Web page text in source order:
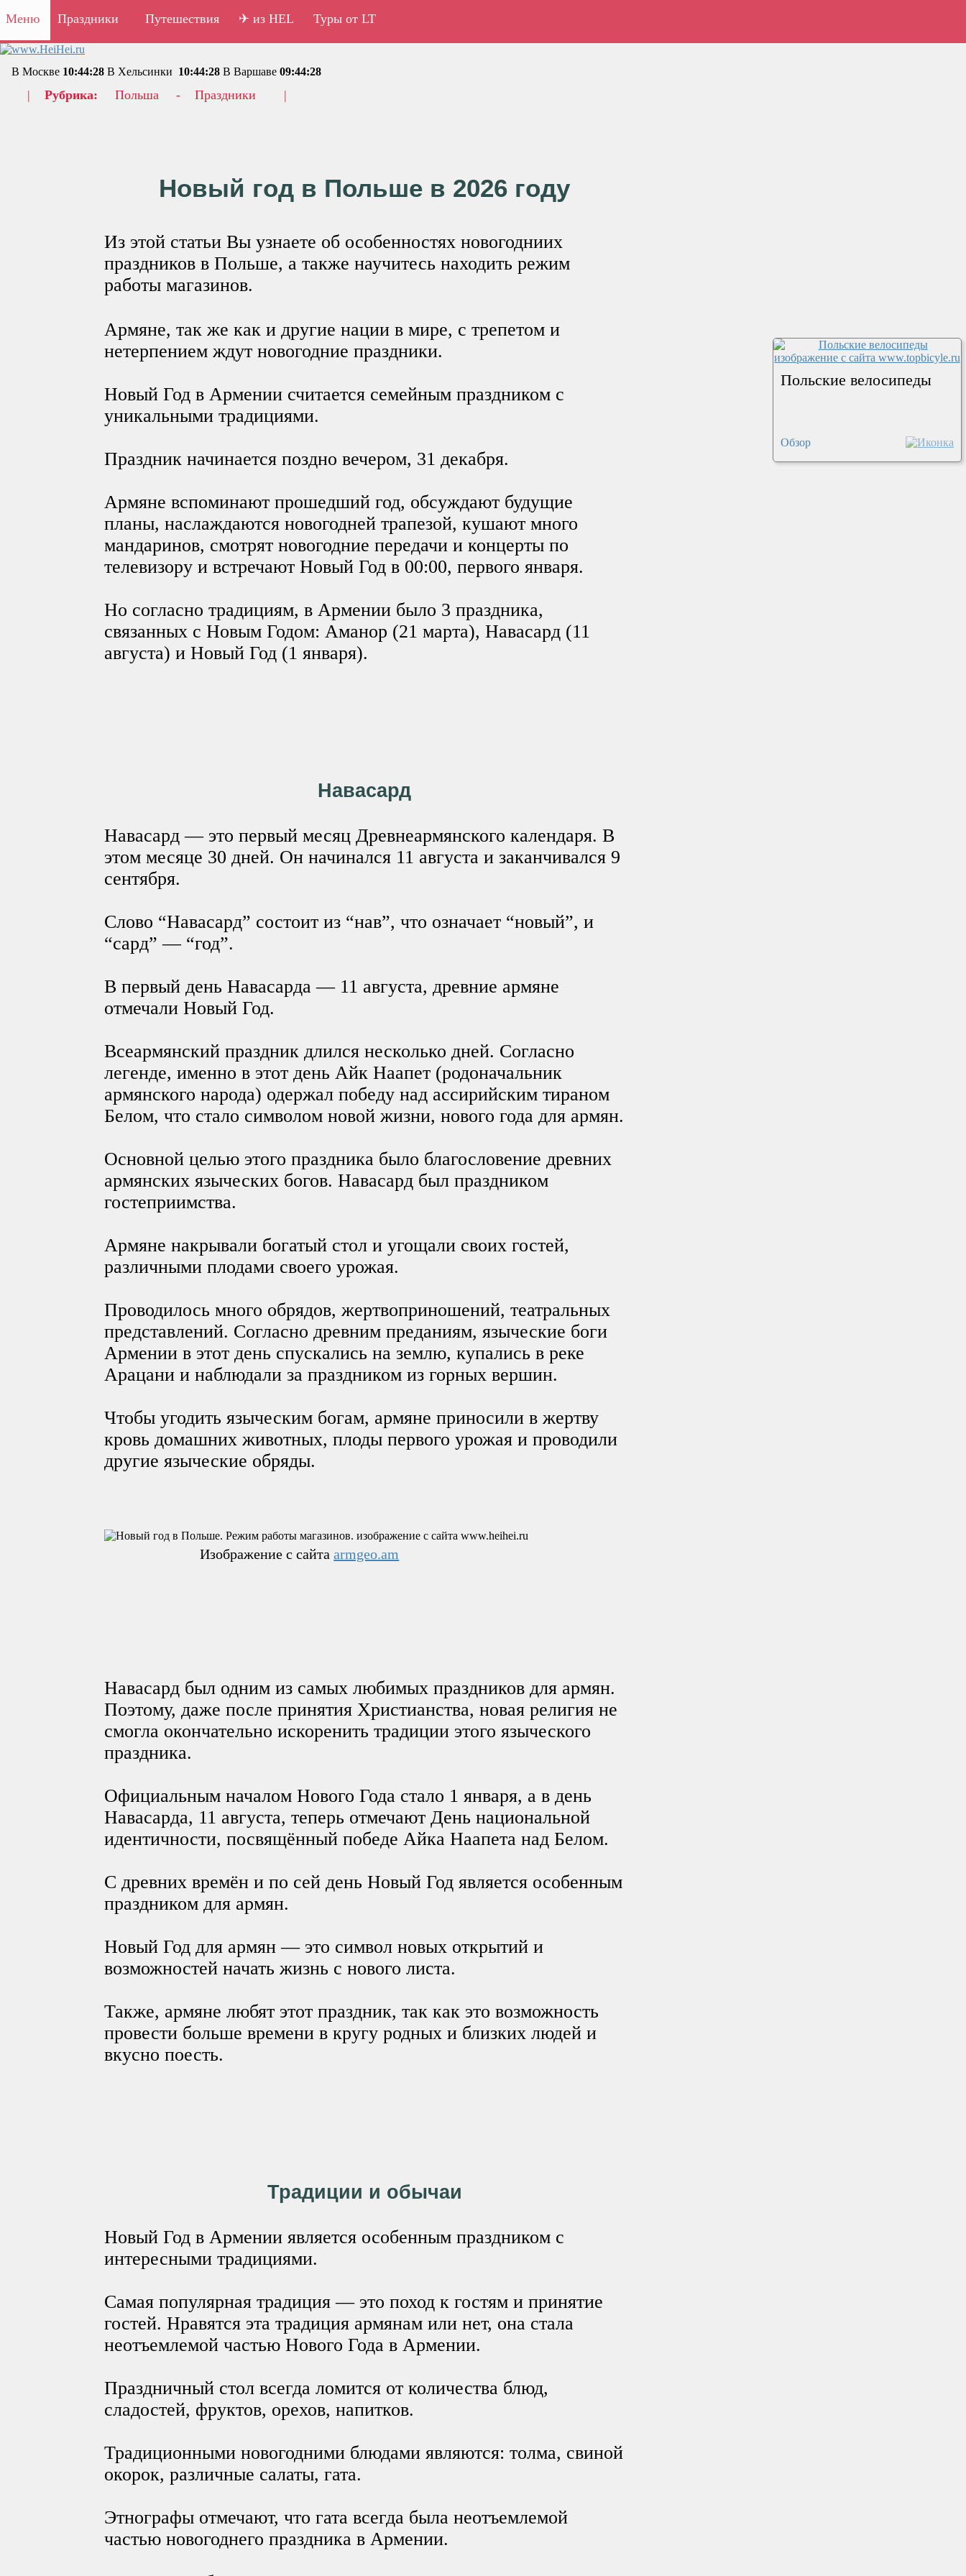
Польcкие велосипеды
Обзор
Меню Праздники Путешествия ✈ из HEL Туры от LT
В Москве 10:44:28В Хельсинки 10:44:28 В Варшаве09:44:28
| Рубрика: Польша - Праздники |
Новый год в Польше в 2026 году
Из этой статьи Вы узнаете об особенностях новогодниих
праздников в Польше, а также научитесь находить режим
работы магазинов.
Армяне, так же как и другие нации в мире, с трепетом и
нетерпением ждут новогодние праздники.
Новый Год в Армении считается семейным праздником с
уникальными традициями.
Праздник начинается поздно вечером, 31 декабря.
Армяне вспоминают прошедший год, обсуждают будущие
планы, наслаждаются новогодней трапезой, кушают много
мандаринов, смотрят новогодние передачи и концерты по
телевизору и встречают Новый Год в 00:00, первого января.
Но согласно традициям, в Армении было 3 праздника,
связанных с Новым Годом: Аманор (21 марта), Навасард (11
августа) и Новый Год (1 января).
Навасард
Навасард — это первый месяц Древнеармянского календаря. В
этом месяце 30 дней. Он начинался 11 августа и заканчивался 9
сентября.
Слово “Навасард” состоит из “нав”, что означает “новый”, и
“сард” — “год”.
В первый день Навасарда — 11 августа, древние армяне
отмечали Новый Год.
Всеармянский праздник длился несколько дней. Согласно
легенде, именно в этот день Айк Наапет (родоначальник
армянского народа) одержал победу над ассирийским тираном
Белом, что стало символом новой жизни, нового года для армян.
Основной целью этого праздника было благословение древних
армянских языческих богов. Навасард был праздником
гостеприимства.
Армяне накрывали богатый стол и угощали своих гостей,
различными плодами своего урожая.
Проводилось много обрядов, жертвоприношений, театральных
представлений. Согласно древним преданиям, языческие боги
Армении в этот день спускались на землю, купались в реке
Арацани и наблюдали за праздником из горных вершин.
Чтобы угодить языческим богам, армяне приносили в жертву
кровь домашних животных, плоды первого урожая и проводили
другие языческие обряды.
Изображение с сайтаarmgeo.am
Навасард был одним из самых любимых праздников для армян.
Поэтому, даже после принятия Христианства, новая религия не
смогла окончательно искоренить традиции этого языческого
праздника.
Официальным началом Нового Года стало 1 января, а в день
Навасарда, 11 августа, теперь отмечают День национальной
идентичности, посвящённый победе Айка Наапета над Белом.
С древних времён и по сей день Новый Год является особенным
праздником для армян.
Новый Год для армян — это символ новых открытий и
возможностей начать жизнь с нового листа.
Также, армяне любят этот праздник, так как это возможность
провести больше времени в кругу родных и близких людей и
вкусно поесть.
Традиции и обычаи
Новый Год в Армении является особенным праздником с
интересными традициями.
Самая популярная традиция — это поход к гостям и принятие
гостей. Нравятся эта традиция армянам или нет, она стала
неотъемлемой частью Нового Года в Армении.
Праздничный стол всегда ломится от количества блюд,
сладостей, фруктов, орехов, напитков.
Традиционными новогодними блюдами являются: толма, свиной
окорок, различные салаты, гата.
Этнографы отмечают, что гата всегда была неотъемлемой
частью новогоднего праздника в Армении.